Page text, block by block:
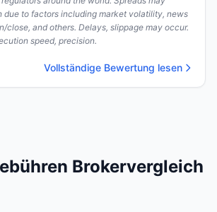
due to factors including market volatility, news
close, and others. Delays, slippage may occur.
speed, precision.
Vollständige Bewertung lesen
Brokervergleich